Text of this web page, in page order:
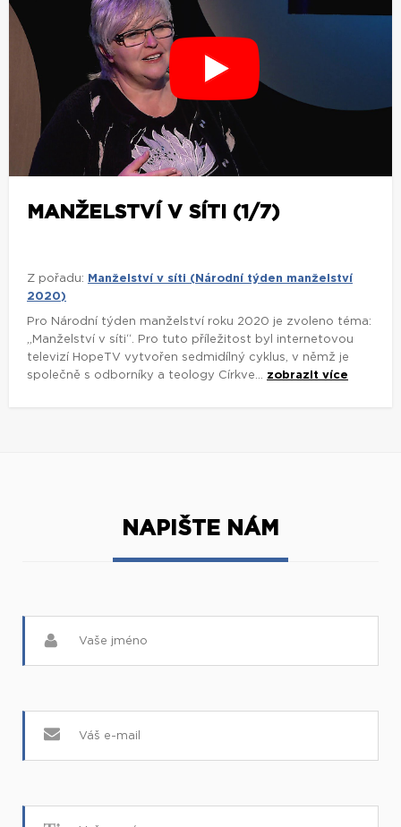
MANŽELSTVÍ V SÍTI (1/7)
Z pořadu:
Manželství v síti (Národní týden manželství
2020)
Pro Národní týden manželství roku 2020 je zvoleno téma:
„Manželství v síti“. Pro tuto příležitost byl internetovou
televizí HopeTV vytvořen sedmidílný cyklus, v němž je
společně s odborníky a teology Církve... zobrazit více
NAPIŠTE NÁM